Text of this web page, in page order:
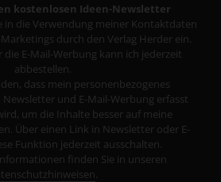
kostenlosen Ideen-Newsletter
in die Verwendung meiner Kontaktdaten
durch den Verlag Herder ein.
E-Mail-Werbung kann ich jederzeit
abbestellen.
dass mein personenbezogenes
und E-Mail-Werbung erfasst
um die Inhalte besser auf meine
Über einen Link in Newsletter oder E-
Funktion jederzeit ausschalten.
finden Sie in unseren
.